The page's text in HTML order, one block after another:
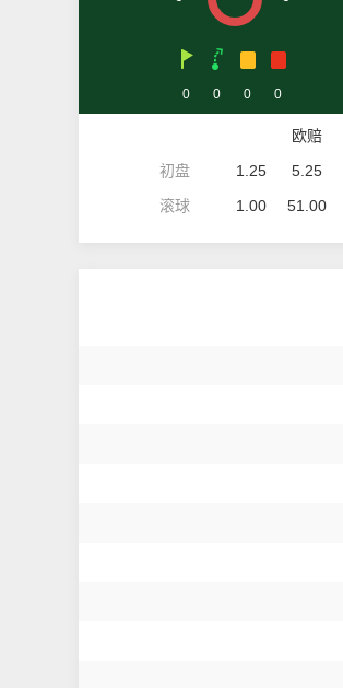
0 0 0 0
初盘
滚球
欧赔
1.25
5.25
1.00
51.00